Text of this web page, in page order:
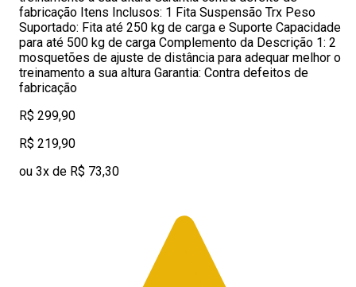
fabricação Itens Inclusos: 1 Fita Suspensão Trx Peso
Suportado: Fita até 250 kg de carga e Suporte Capacidade
para até 500 kg de carga Complemento da Descrição 1: 2
mosquetões de ajuste de distância para adequar melhor o
treinamento a sua altura Garantia: Contra defeitos de
fabricação
R$ 299,90
R$ 219,90
ou 3x de R$ 73,30